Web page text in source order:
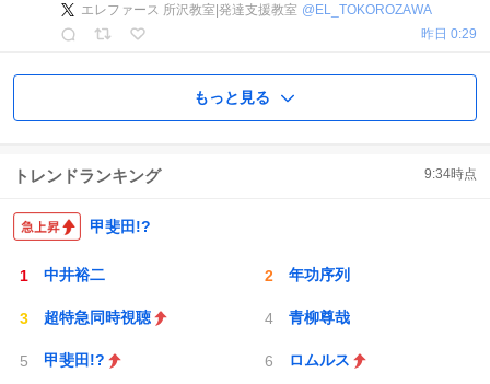
エレファース 所沢教室|発達支援教室 @ EL_TOKOROZAWA
昨日 0:29
もっと見る
トレンドランキング 9:34時点
甲斐田!?
中井裕二 年功序列
超特急同時視聴 青柳尊哉
甲斐田!? ロムルス